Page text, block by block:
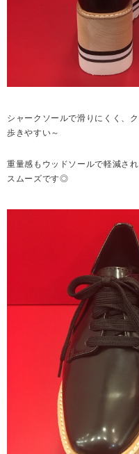
シャークソールで滑りにくく、
歩きやすい～
重量感もウッドソールで軽減さ
スムーズです◎